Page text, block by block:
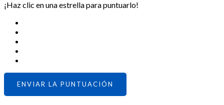
¡Haz clic en una estrella para puntuarlo!
ENVIAR LA PUNTUACIÓN